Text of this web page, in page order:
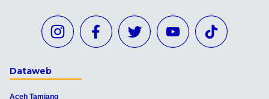
Dataweb
Aceh Tamiang